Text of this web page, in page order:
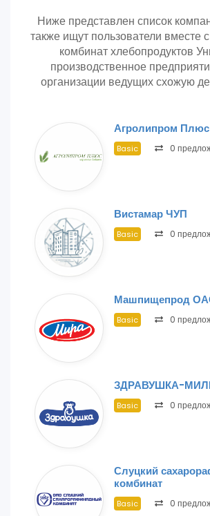
Ниже представлен список
также ищут пользователи вместе
комбинат хлебопродуктов
производственное
организации ведущих схожую
Агролипром
Basic 0
Вистамар ЧУП
Basic 0
Машпищепрод
Basic 0
ЗДРАВУШКА-
Basic 0
Слуцкий
комбинат
Basic 0